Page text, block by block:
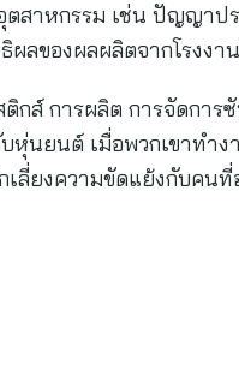
ตสาหกรรม เช่น ปัญญาป
ลของผลผลิตจากโรงงา
กส์ การผลิต การจัดการ
หุ่นยนต์ เมื่อพวกเขาทำ
ลี่ยงความขัดแย้งกับคน